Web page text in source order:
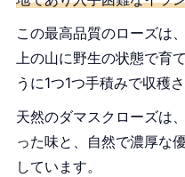
この最高品質のローズは
上の山に野生の状態で育
うに1つ1つ手積みで収穫さ
天然のダマスクローズは
った味と、自然で濃厚な
しています。